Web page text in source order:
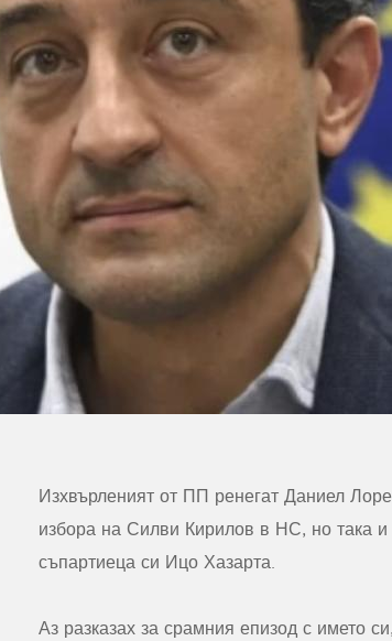
Изхвърленият от ПП ренегат Даниел
избора на Силви Кирилов в НС, но така
съпартиеца си Ицо Хазарта.
Аз разказах за срамния епизод с името